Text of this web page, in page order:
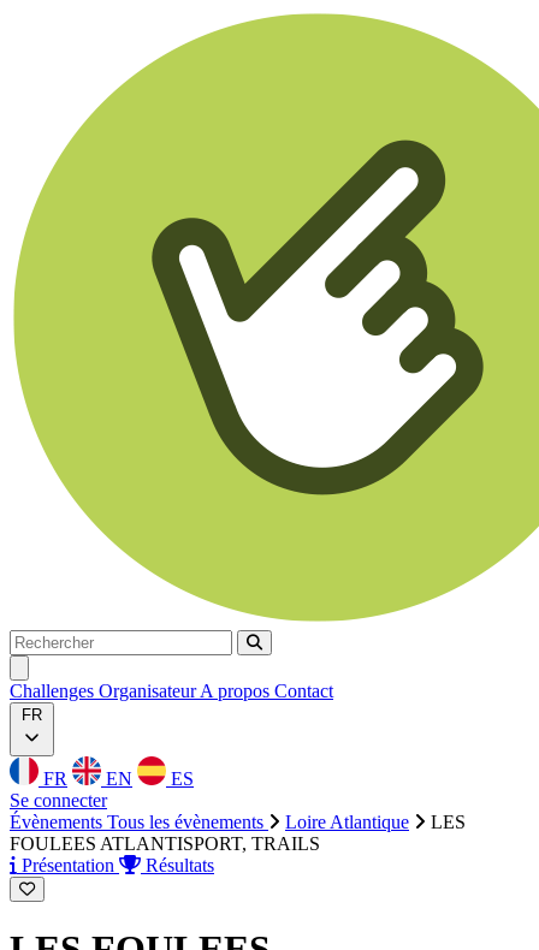
Rechercher
Rechercher
Challenges OrganisateurA propos Contact
FR
FR EN
ES
Se connecter
Évènements Tous les évènements Loire Atlantique
LES
FOULEES ATLANTISPORT, TRAILS
Présentation
Résultats